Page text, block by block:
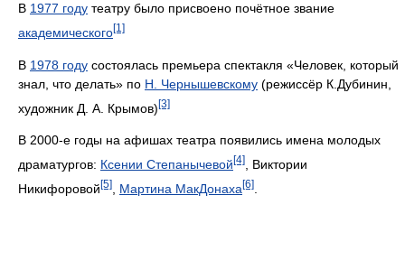
В 1977 году театру было присвоено почётное звание
академического[1]
В 1978 году состоялась премьера спектакля «Человек, который
знал, что делать» по Н. Чернышевскому (режиссёр К.Дубинин,
художник Д. А. Крымов)[3]
В 2000-е годы на афишах театра появились имена молодых
драматургов: Ксении Степанычевой [4]
, Виктории
Никифоровой [5] Мартина МакДонаха [6]